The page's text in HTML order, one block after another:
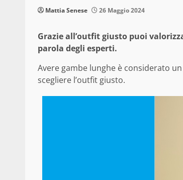
Mattia Senese 26 Maggio 2024
Grazie all’outfit giusto puoi
parola degli esperti.
Avere gambe lunghe è considerato
scegliere l’outfit giusto.